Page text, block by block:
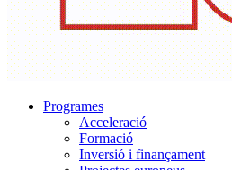
Programes
Acceleració
Formació
Inversió i finançament